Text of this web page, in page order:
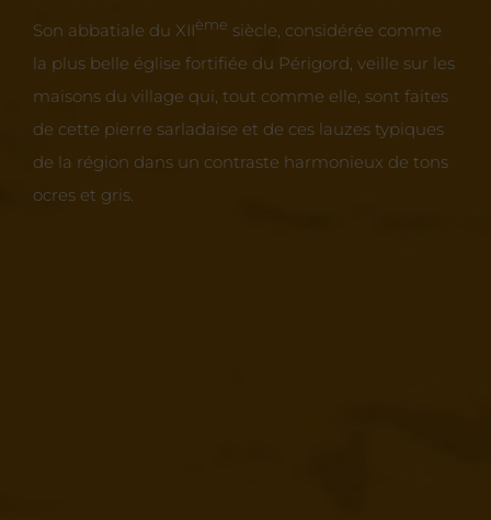
Son abbatiale du XIIème siècle, considérée comme
la plus belle église fortifiée du Périgord, veille sur les
maisons du village qui, tout comme elle, sont faites
de cette pierre sarladaise et de ces lauzes typiques
de la région dans un contraste harmonieux de tons
ocres et gris.